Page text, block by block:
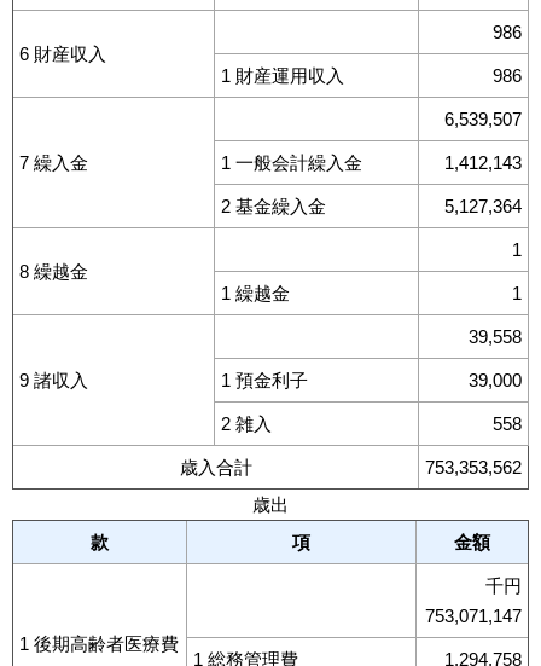
6 財産収入
986
1 財産運用収入 986
7 繰入金
6,539,507
1 一般会計繰入金 1,412,143
2 基金繰入金 5,127,364
8 繰越金
1
1 繰越金 1
9 諸収入
39,558
1 預金利子 39,000
2 雑入 558
歳入合計
753,353,562
歳出
款
項 金額
1 後期高齢者医療費
千円
753,071,147
1 総務管理費 1,294,758